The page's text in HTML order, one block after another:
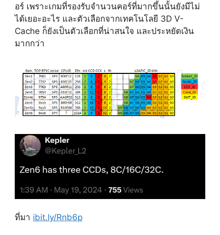
อร์ เพราะเกมที่รองรับจำนวนคอร์ที่มากขึ้นนั้นยังมีไม่
ได้เยอะอะไร และตัวเลือกจากเทคโนโลยี 3D V-
Cache ก็ยังเป็นตัวเลือกที่น่าสนใจ และประหยัดเงิน
มากกว่า
ที่มา ibit.ly/Rnb6p